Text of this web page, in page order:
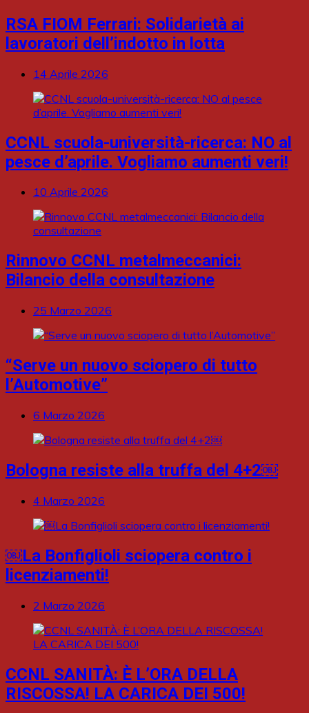
RSA FIOM Ferrari: Solidarietà ai
lavoratori dell’indotto in lotta
14 Aprile 2026
CCNL scuola-università-ricerca: NO al
pesce d’aprile. Vogliamo aumenti veri!
10 Aprile 2026
Rinnovo CCNL metalmeccanici:
Bilancio della consultazione
25 Marzo 2026
“Serve un nuovo sciopero di tutto
l’Automotive”
6 Marzo 2026
Bologna resiste alla truffa del 4+2￼
4 Marzo 2026
￼La Bonfiglioli sciopera contro i
licenziamenti!
2 Marzo 2026
CCNL SANITÀ: È L’ORA DELLA
RISCOSSA! LA CARICA DEI 500!